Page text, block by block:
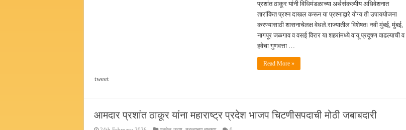
प्रशांत ठाकूर यांनी विधिमंडळाच्या अर्थसंकल्पीय अधिवेशनात
तारांकित प्रश्न दाखल करून या प्रश्नाद्वारे योग्य ती उपाययोजना
करण्यासाठी शासनाचेलक्ष वेधले.राज्यातील विशेषतः नवी मुंबई, मुंबई,
नागपूर जळगाव व वसई विरार या शहरांमध्ये वायू प्रदूषण वाढल्याची व
हवेचा गुणवत्ता …
Read More »
tweet
आमदार प्रशांत ठाकूर यांना महाराष्ट्र प्रदेश भाजप चिटणीसपदाची मोठी जबाबदारी